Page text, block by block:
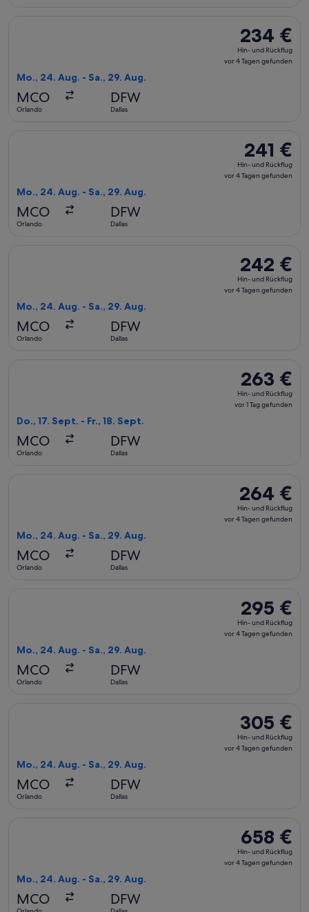
234 €
Hin-
und
234 €
Hin- und Rückflug
vor 4 Tagen gefunden
Mo., 24. Aug. - Sa., 29. Aug.
MCO
Orlando
DFW
Dallas
241 €
Hin-
und
241 €
Hin- und Rückflug
vor 4 Tagen gefunden
Mo., 24. Aug. - Sa., 29. Aug.
MCO
Orlando
DFW
Dallas
242 €
Hin-
und
242 €
Hin- und Rückflug
vor 4 Tagen gefunden
Mo., 24. Aug. - Sa., 29. Aug.
MCO
Orlando
DFW
Dallas
263 €
Hin-
und
263 €
Hin- und Rückflug
vor 1 Tag gefunden
Do., 17. Sept. - Fr., 18. Sept.
MCO
Orlando
DFW
Dallas
264 €
Hin-
und
264 €
Hin- und Rückflug
vor 4 Tagen gefunden
Mo., 24. Aug. - Sa., 29. Aug.
MCO
Orlando
DFW
Dallas
295 €
Hin-
und
295 €
Hin- und Rückflug
vor 4 Tagen gefunden
Mo., 24. Aug. - Sa., 29. Aug.
MCO
Orlando
DFW
Dallas
305 €
Hin-
und
305 €
Hin- und Rückflug
vor 4 Tagen gefunden
Mo., 24. Aug. - Sa., 29. Aug.
MCO
Orlando
DFW
Dallas
658 €
Hin-
und
658 €
Hin- und Rückflug
vor 4 Tagen gefunden
Mo., 24. Aug. - Sa., 29. Aug.
MCO DFW